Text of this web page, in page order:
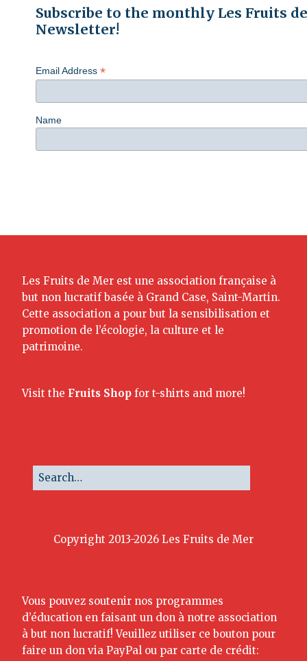
Subscribe to the monthly Les Fruits
Newsletter!
Email Address *
Name
Les Fruits de Mer est une association française à
but non lucratif basée à Grand Case, Saint-Martin.
Cette association a pour but la sensibilisation et
promotion de l’écologie, la culture et le
patrimoine.
Visit the Fruits Shop for t-shirts and more!
Copyright 2013-2026 Les Fruits de Mer
Vous pouvez soutenir nos programmes
d’éducation en faisant un don à notre association
à but non lucratif! Veuillez utiliser ce bouton pour
faire un don via PayPal ou par carte de crédit: